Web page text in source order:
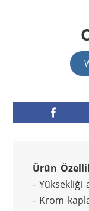
Ürün
- Yüksekliği
- Krom